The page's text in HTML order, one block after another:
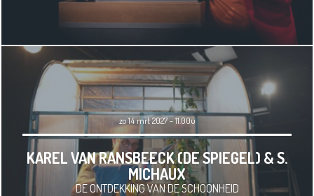
zo 14 mrt 2027 - 11.00u
KAREL VAN RANSBEECK (DE SPIEGEL) & S.
MICHAUX
DE ONTDEKKING VAN DE SCHOONHEID